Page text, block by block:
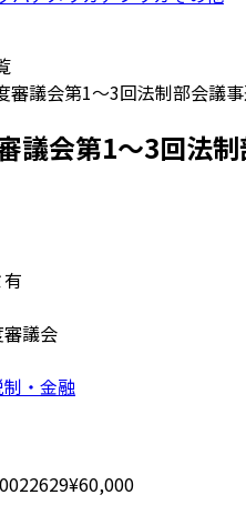
審議会第1～3回法制部会議
議会第1～3回法
議会
・金融
¥60,000